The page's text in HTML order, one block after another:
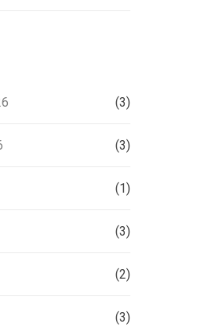
(3)
(3)
(1)
(3)
(2)
(3)